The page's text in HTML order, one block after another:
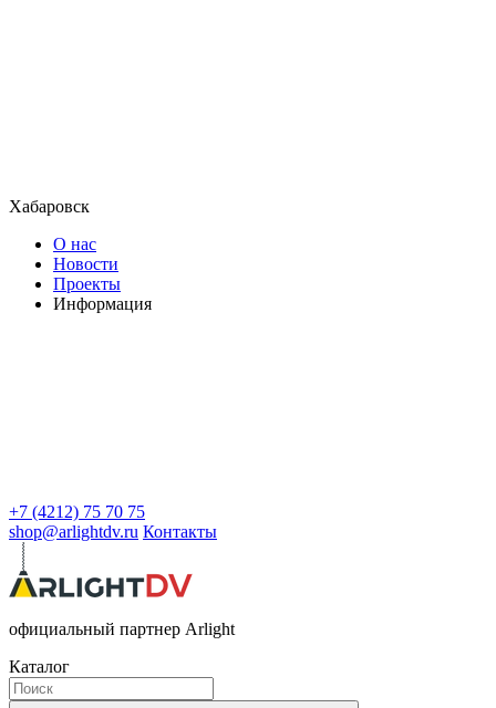
Хабаровск
О нас
Новости
Проекты
Информация
+7 (4212) 75 70 75
shop@arlightdv.ru Контакты
официальный партнер Arlight
Каталог